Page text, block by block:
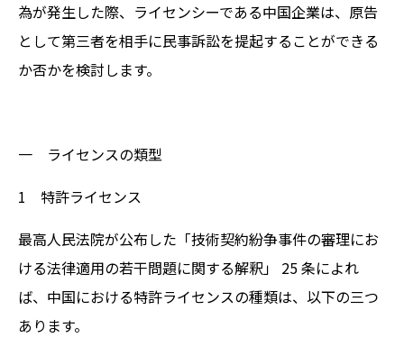
為が発生した際、ライセンシーである中国企業は、原告
として第三者を相手に民事訴訟を提起することができる
か否かを検討します。
一 ライセンスの類型
1 特許ライセンス
最高人民法院が公布した「技術契約紛争事件の審理にお
ける法律適用の若干問題に関する解釈」 25 条によれ
ば、中国における特許ライセンスの種類は、以下の三つ
あります。